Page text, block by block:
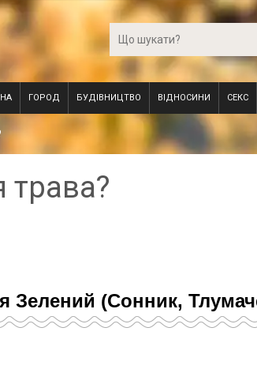
ГОРОД БУДІВНИЦТВО ВІДНОСИНИ СЕКС
трава?
Зелений (Сонник,